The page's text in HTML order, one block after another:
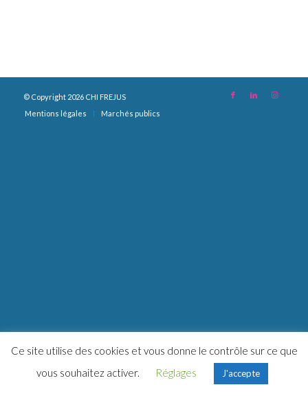
© Copyright 2026 CHI FREJUS
Mentions légales
Marchés publics
Ce site utilise des cookies et vous donne le contrôle sur ce que
vous souhaitez activer.
Réglages J'accepte